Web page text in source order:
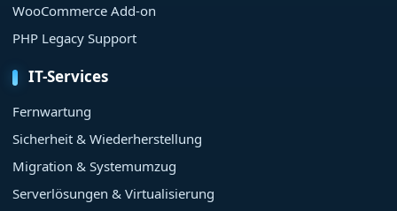
WooCommerce Add-on
PHP Legacy Support
IT-Services
Fernwartung
Sicherheit & Wiederherstellung
Migration & Systemumzug
Serverlösungen & Virtualisierung